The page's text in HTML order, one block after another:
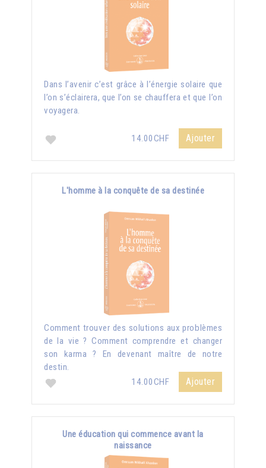
Dans l’avenir c’est grâce à l’énergie solaire que
l’on s’éclairera, que l’on se chauffera et que l’on
voyagera.
14.00CHF Ajouter
L'homme à la conquête de sa destinée
Comment trouver des solutions aux problèmes
de la vie ? Comment comprendre et changer
son karma ? En devenant maître de notre
destin.
14.00CHF
Ajouter
Une éducation qui commence avant la
naissance